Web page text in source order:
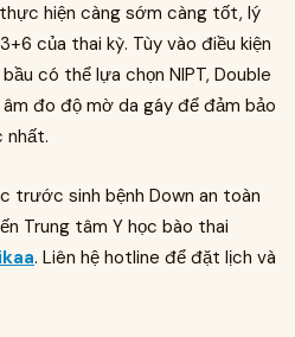
hiện càng sớm càng tốt, lý
của thai kỳ. Tùy vào điều kiện
có thể lựa chọn NIPT, Double
đo độ mờ da gáy để đảm bảo
nhất.
trước sinh bệnh Down an toàn
Trung tâm Y học bào thai
. Liên hệ hotline để đặt lịch và